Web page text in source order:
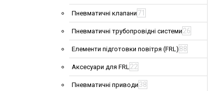
Пневматичні клапани 71
Пневматичні трубопровідні системи 26
Елементи підготовки повітря (FRL) 88
Аксесуари для FRL22
Пневматичні приводи 38